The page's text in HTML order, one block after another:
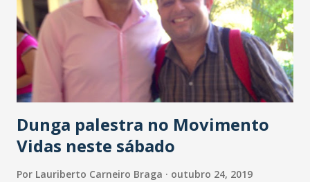
parceiros integradores. O Nway PRO suporta as mais
diversas tecnologias de identificação, como: proximidade,
QrCode, senha, código de barras, tag veicular, biometria,
smartphone e reconhecimento facial. Com ela é possível
garantir a entrada de funcionários, veículos e visit...
Dunga palestra no Movimento
Vidas neste sábado
Por Lauriberto Carneiro Braga outubro 24, 2019